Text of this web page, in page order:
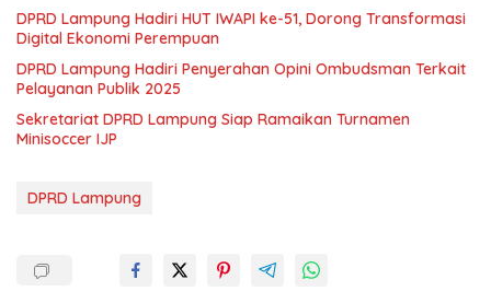
DPRD Lampung Hadiri HUT IWAPI ke-51, Dorong Transformasi
Digital Ekonomi Perempuan
DPRD Lampung Hadiri Penyerahan Opini Ombudsman Terkait
Pelayanan Publik 2025
Sekretariat DPRD Lampung Siap Ramaikan Turnamen
Minisoccer IJP
DPRD Lampung